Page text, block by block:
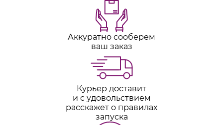
Аккуратно сооберем
ваш заказ
Курьер доставит
и с удовольствием
расскажет о правилах
запуска